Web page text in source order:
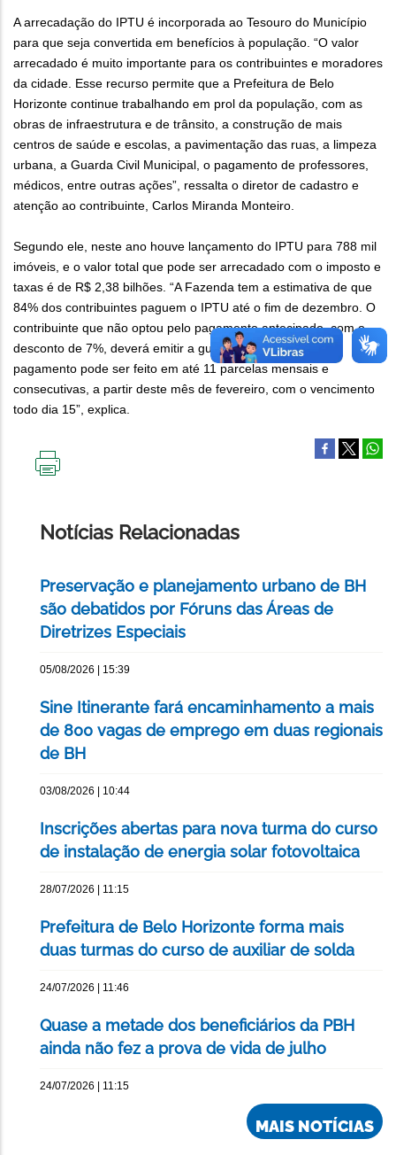
A arrecadação do IPTU é incorporada ao Tesouro do Município
para que seja convertida em benefícios à população. “O valor
arrecadado é muito importante para os contribuintes e moradores
da cidade. Esse recurso permite que a Prefeitura de Belo
Horizonte continue trabalhando em prol da população, com as
obras de infraestrutura e de trânsito, a construção de mais
centros de saúde e escolas, a pavimentação das ruas, a limpeza
urbana, a Guarda Civil Municipal, o pagamento de professores,
médicos, entre outras ações”, ressalta o diretor de cadastro e
atenção ao contribuinte, Carlos Miranda Monteiro.
Segundo ele, neste ano houve lançamento do IPTU para 788 mil
imóveis, e o valor total que pode ser arrecadado com o imposto e
taxas é de R$ 2,38 bilhões. “A Fazenda tem a estimativa de que
84% dos contribuintes paguem o IPTU até o fim de dezembro. O
contribuinte que não optou pelo pagamento antecipado, com o
desconto de 7%, deverá emitir a guia noPortal da PBH
pagamento pode ser feito em até 11 parcelas mensais e
consecutivas, a partir deste mês de fevereiro, com o vencimento
todo dia 15”, explica.
Notícias Relacionadas
Preservação e planejamento urbano de BH
são debatidos por Fóruns das Áreas de
Diretrizes Especiais
05/08/2026 | 15:39
Sine Itinerante fará encaminhamento a mais
de 800 vagas de emprego em duas regionais
de BH
03/08/2026 | 10:44
Inscrições abertas para nova turma do curso
de instalação de energia solar fotovoltaica
28/07/2026 | 11:15
Prefeitura de Belo Horizonte forma mais
duas turmas do curso de auxiliar de solda
24/07/2026 | 11:46
Quase a metade dos beneficiários da PBH
ainda não fez a prova de vida de julho
24/07/2026 | 11:15
MAIS NOTÍCIAS